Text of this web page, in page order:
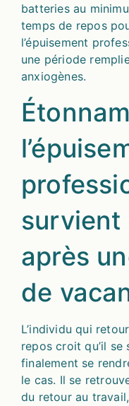
batteries au
temps de repos
l’épuisement
une période
anxiogènes.
survient
après
de
L’individu qui
repos croit qu’il se
finalement se
le cas. Il se
du retour au